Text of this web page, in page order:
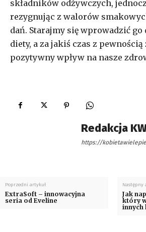
składników odżywczych,
rezygnując z walorów
dań. Starajmy się wprowadzić go
diety, a za jakiś czas z
pozytywny wpływ na nasze
Redakcja
https://
Poprzedni artykuł
ExtraSoft – innowacyjna
seria od Eveline
Następny
Jak
który
innych